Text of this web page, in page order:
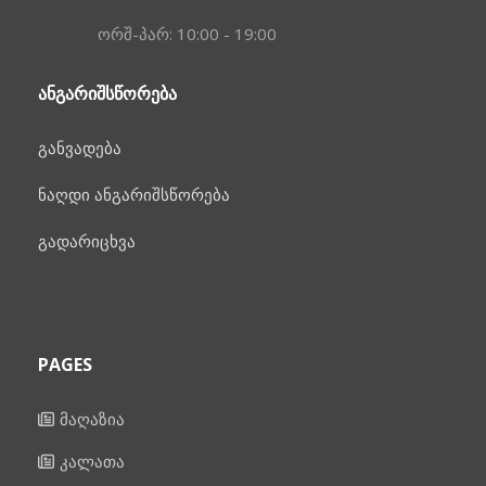
ორშ-პარ: 10:00 - 19:00
ᲐᲜᲒᲐᲠᲘᲨᲡᲬᲝᲠᲔᲑᲐ
განვადება
ნაღდი ანგარიშსწორება
გადარიცხვა
PAGES
მაღაზია
კალათა